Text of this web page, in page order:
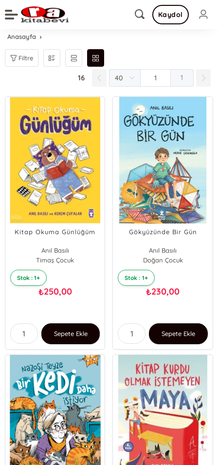
Kaydol
Anasayfa
Filtre
16 1
Kitap Okuma Günlüğüm
Anıl Basılı
Timaş Çocuk
Stok : 1+
₺250,00
Sepete Ekle
Gökyüzünde Bir Gün
Anıl Basılı
Doğan Çocuk
Stok : 1+
₺230,00
Sepete Ekle